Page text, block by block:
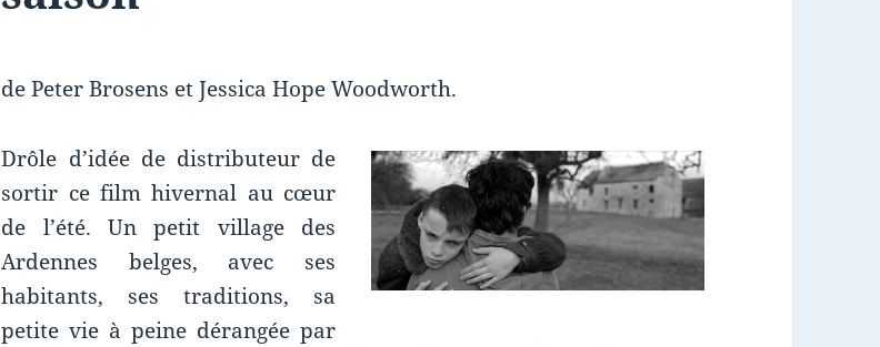
de Peter Brosens et Jessica Hope Woodworth.
Drôle d’idée de distributeur de
sortir ce film hivernal au cœur
de l’été. Un petit village des
Ardennes belges, avec ses
habitants, ses traditions, sa
petite vie à peine dérangée par